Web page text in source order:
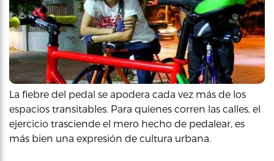
La fiebre del pedal se apodera cada vez más de los
espacios transitables. Para quienes corren las calles, el
ejercicio trasciende el mero hecho de pedalear, es
más bien una expresión de cultura urbana.